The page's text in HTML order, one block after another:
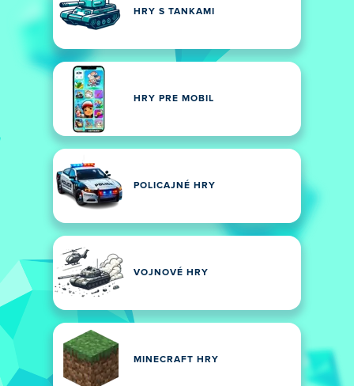
HRY S TANKAMI
HRY PRE MOBIL
POLICAJNÉ HRY
VOJNOVÉ HRY
MINECRAFT HRY